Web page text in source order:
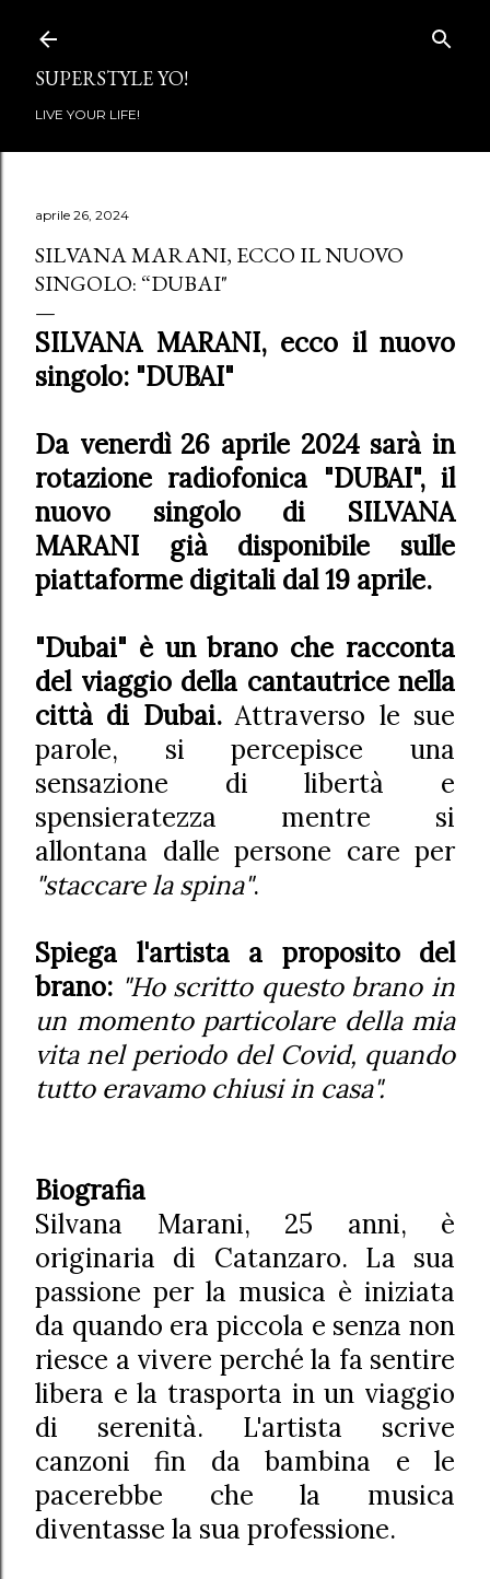
SUPERSTYLE YO!
LIVE YOUR LIFE!
aprile 26, 2024
SILVANA MARANI, ECCO IL NUOVO
SINGOLO: “DUBAI"
SILVANA MARANI, ecco il nuovo
singolo: "DUBAI"
Da venerdì 26 aprile 2024 sarà in
rotazione radiofonica "DUBAI", il
nuovo singolo di SILVANA
MARANI già disponibile sulle
piattaforme digitali dal 19 aprile.
"Dubai" è un brano che racconta
del viaggio della cantautrice nella
città di Dubai.Attraverso le sue
parole, si percepisce una
sensazione di libertà e
spensieratezza mentre si
allontana dalle persone care per
"staccare la spina".
Spiega l'artista a proposito del
brano: "Ho scritto questo brano in
un momento particolare della mia
vita nel periodo del Covid, quando
tutto eravamo chiusi in casa".
Biografia
Silvana Marani, 25 anni, è
originaria di Catanzaro. La sua
passione per la musica è iniziata
da quando era piccola e senza non
riesce a vivere perché la fa sentire
libera e la trasporta in un viaggio
di serenità. L'artista scrive
canzoni fin da bambina e le
pacerebbe che la musica
diventasse la sua professione.